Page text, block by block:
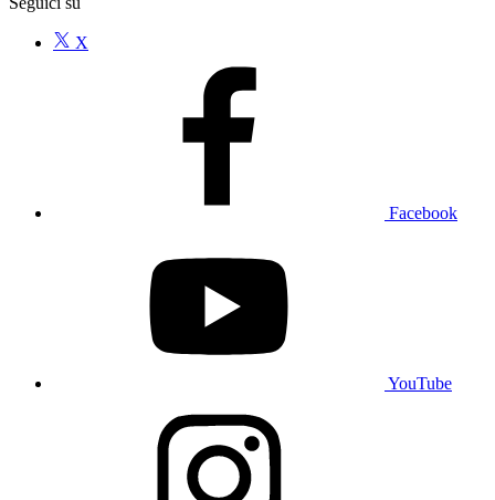
X
Facebook
YouTube